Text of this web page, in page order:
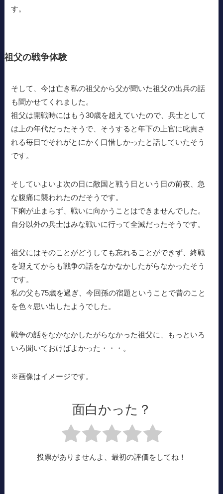
す。
祖父の戦争体験
そして、今は亡き私の祖父から父が聞いた祖父の出兵の話
も聞かせてくれました。
祖父は開戦時にはもう30歳を超えていたので、兵士として
は上の年代だったそうで、そうすると年下の上官に叱責さ
れる毎日でそれがとにかく口惜しかったと話していたそう
です。
そしていよいよ次の日に敵国と戦う日という日の前夜、急
な腹痛に襲われたのだそうです。
下痢が止まらず、戦いに向かうことはできませんでした。
自分以外の兵士はみな戦いに行って全滅だったそうです。
祖父にはそのことがどうしても忘れることができず、終戦
を迎えてからも戦争の話をなかなかしたがらなかったそう
です。
私の父も75歳を過ぎ、今回孫の宿題ということで昔のこと
を色々思い出したようでした。
戦争の話をなかなかしたがらなかった祖父に、もっといろ
いろ聞いておけばよかった・・・。
※画像はイメージです。
面白かった？
投票がありませんよ、最初の評価をしてね！